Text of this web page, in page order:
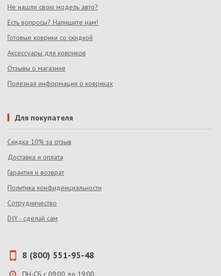
Не нашли свою модель авто?
Есть вопросы? Напишите нам!
Готовые коврики со скидкой
Аксессуары для ковриков
Отзывы о магазине
Полезная информация о ковриках
Для покупателя
Скидка 10% за отзыв
Доставка и оплата
Гарантия и возврат
Политика конфиденциальности
Сотрудничество
DIY - сделай сам
8 (800) 551-95-48
ПН-СБ с 09:00 до 19:00